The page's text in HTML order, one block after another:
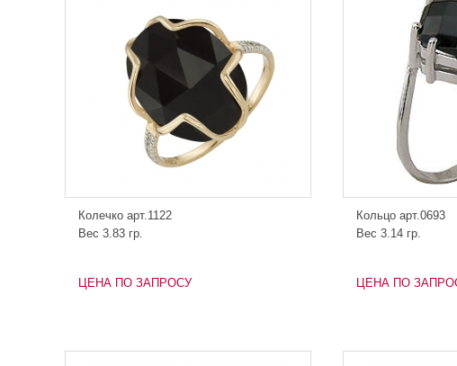
Колечко арт.1122
Вес 3.83 гр.
ЦЕНА ПО ЗАПРОСУ
Кольцо арт.0693
Вес 3.14 гр.
ЦЕНА ПО